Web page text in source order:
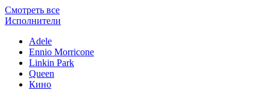
Смотреть все
Исполнители
Adele
Ennio Morricone
Linkin Park
Queen
Кино